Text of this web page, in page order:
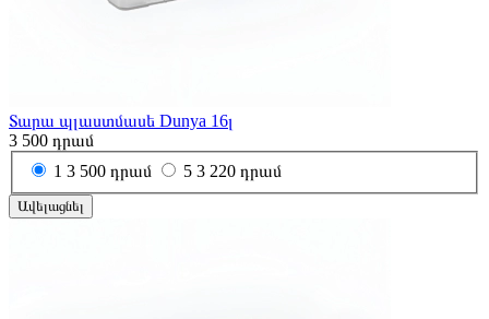
Տարա պլաստմասե Dunya 16լ
3 500 դրամ
1 3 500 դրամ 5 3 220 դրամ
Ավելացնել